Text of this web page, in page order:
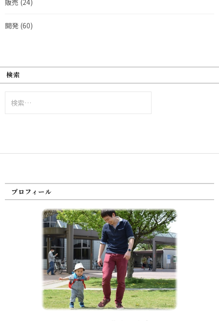
開発 (60)
検索
索:
プロフィール